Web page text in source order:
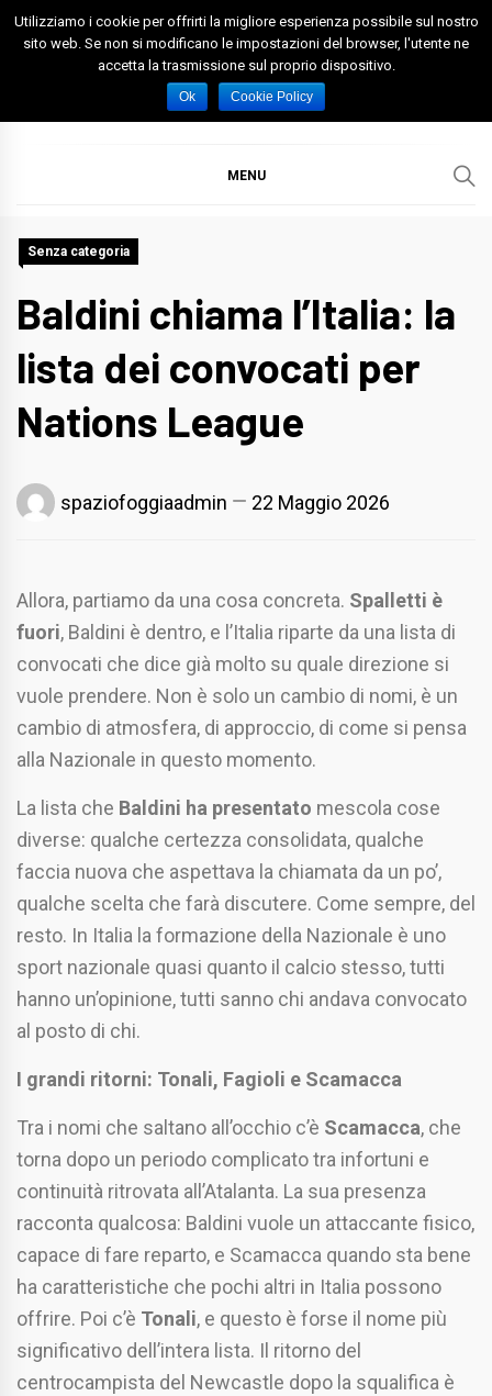
Skip
Spazio Foggia
Foggia News Calcio Eventi e Attività nella Capitanata
MENU
Senza categoria
Baldini chiama l’Italia: la
lista dei convocati per
Nations League
spaziofoggiaadmin 22 Maggio 2026
Allora, partiamo da una cosa concreta. Spalletti è
fuori, Baldini è dentro, e l’Italia riparte da una lista di
convocati che dice già molto su quale direzione si
vuole prendere. Non è solo un cambio di nomi, è un
cambio di atmosfera, di approccio, di come si pensa
alla Nazionale in questo momento.
La lista che Baldini ha presentato mescola cose
diverse: qualche certezza consolidata, qualche
faccia nuova che aspettava la chiamata da un po’,
qualche scelta che farà discutere. Come sempre, del
resto. In Italia la formazione della Nazionale è uno
sport nazionale quasi quanto il calcio stesso, tutti
hanno un’opinione, tutti sanno chi andava convocato
al posto di chi.
I grandi ritorni: Tonali, Fagioli e Scamacca
Tra i nomi che saltano all’occhio c’è Scamacca, che
torna dopo un periodo complicato tra infortuni e
continuità ritrovata all’Atalanta. La sua presenza
racconta qualcosa: Baldini vuole un attaccante fisico,
capace di fare reparto, e Scamacca quando sta bene
ha caratteristiche che pochi altri in Italia possono
offrire. Poi c’è Tonali, e questo è forse il nome più
significativo dell’intera lista. Il ritorno del
centrocampista del Newcastle dopo la squalifica è
Utilizziamo i cookie per offrirti la migliore esperienza possibile sul nostro
sito web. Se non si modificano le impostazioni del browser, l'utente ne
accetta la trasmissione sul proprio dispositivo.
Ok Cookie Policy